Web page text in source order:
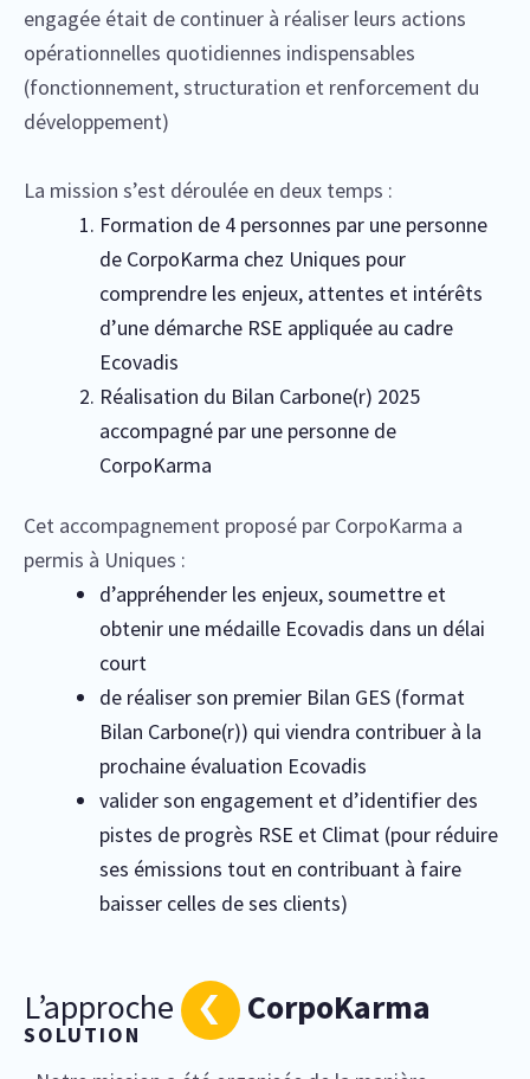
engagée était de continuer à réaliser leurs actions
opérationnelles quotidiennes indispensables
(fonctionnement, structuration et renforcement du
développement)
La mission s’est déroulée en deux temps :
Formation de 4 personnes par une personne
de CorpoKarma chez Uniques pour
comprendre les enjeux, attentes et intérêts
d’une démarche RSE appliquée au cadre
Ecovadis
Réalisation du Bilan Carbone(r) 2025
accompagné par une personne de
CorpoKarma
Cet accompagnement proposé par CorpoKarma a
permis à Uniques :
d’appréhender les enjeux, soumettre et
obtenir une médaille Ecovadis dans un délai
court
de réaliser son premier Bilan GES (format
Bilan Carbone(r)) qui viendra contribuer à la
prochaine évaluation Ecovadis
valider son engagement et d’identifier des
pistes de progrès RSE et Climat (pour réduire
ses émissions tout en contribuant à faire
baisser celles de ses clients)
SOLUTION
L’approche CorpoKarma